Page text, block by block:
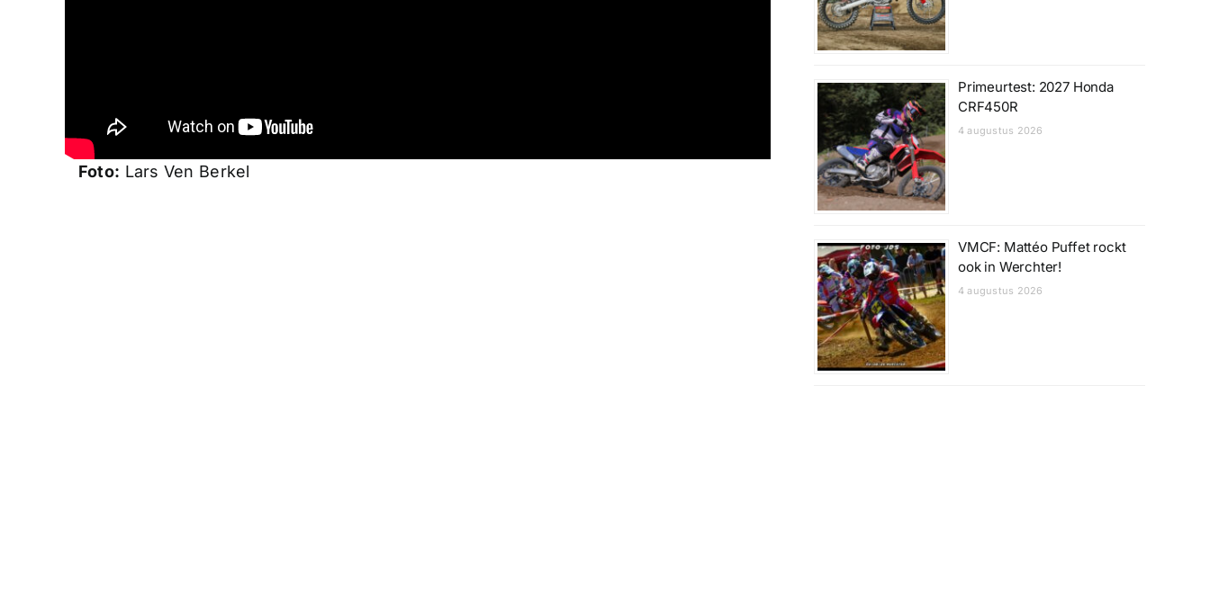
Foto: Lars Ven Berkel
Primeurtest: 2027 Honda
CRF450R
4 augustus 2026
VMCF: Mattéo Puffet rockt
ook in Werchter!
4 augustus 2026